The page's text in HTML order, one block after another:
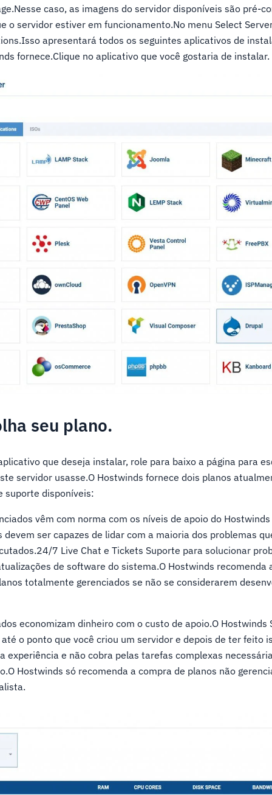
caso, as imagens do servidor disponíveis são pré-
o servidor estiver em funcionamento.No menu Select
apresentará todos os seguintes aplicativos de
fornece.Clique no aplicativo que você gostaria de instalar.
seu plano.
que deseja instalar, role para baixo a página para
servidor usasse.O Hostwinds fornece dois planos
suporte disponíveis:
vêm com norma com os níveis de apoio do
devem ser capazes de lidar com a maioria dos problemas
7 Live Chat e Tickets Suporte para solucionar
de software do sistema.O Hostwinds recomenda
totalmente gerenciados se não se considerarem
economizam dinheiro com o custo de apoio.O Hostwinds
o ponto que você criou um servidor e depois de ter feito
experiência e não cobra pelas tarefas complexas
Hostwinds só recomenda a compra de planos não